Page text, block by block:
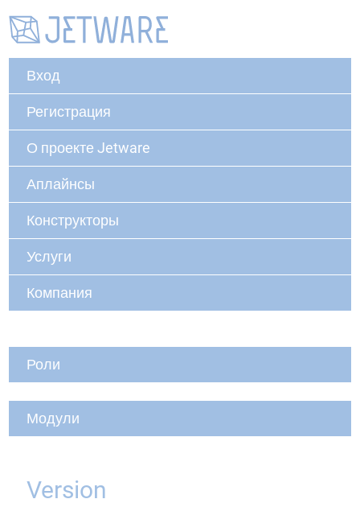
Вход
Регистрация
О проекте Jetware
Аплайнсы
Конструкторы
Услуги
Компания
Роли
Модули
Version